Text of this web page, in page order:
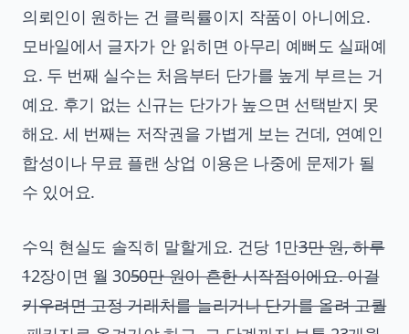
의뢰인이 원하는 건 클릭률이지 작품이 아니에요.
모바일에서 글자가 안 읽히면 아무리 예뻐도 실패예
요. 두 번째 실수는 처음부터 단가를 높게 부르는 거
예요. 후기 없는 신규는 단가가 높으면 선택받지 못
해요. 세 번째는 저작권을 가볍게 보는 건데, 연예인
합성이나 무료 플랜 상업 이용은 나중에 문제가 될
수 있어요.
수익 현실도 솔직히 말할게요. 건당 1만3만 원, 하루
12장이면 월 3050만 원이 흔한 시작점이에요. 이걸
키우려면 고정 거래처를 늘리거나 단가를 올려 고퀄